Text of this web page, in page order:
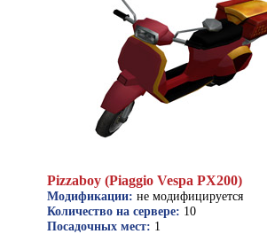
Pizzaboy (Piaggio Vespa PX200)
Модификации: не модифицируется
Количество на сервере: 10
Посадочных мест: 1